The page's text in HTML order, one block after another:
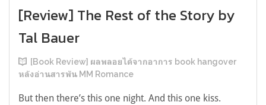
[Review] The Rest of the Story by
Tal Bauer
[Book Review] ผลพลอยได้จากอาการ book hangover
หลังอ่านสารพัน MM Romance
But then there’s this one night. And this one kiss.